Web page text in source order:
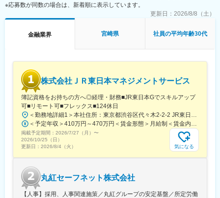
資産運用プラットフォーム「FOLIO」を中心とした証券業務全般
を担当し、最先端のプロダクト運営に関わります。
■組織構成
る増員・体制強化を見込んでいます。
事業拡大フェーズにおける組織運営や業務設計に主体的に関与で
き、組織全体の成長に寄与する実感を得られるポジションです。
部門を横断したプロジェクト推進や、他部署・経営層との連携を
通じて裁量を持って活躍できます。
■教育体制
OJTや部内での情報共有・振り返りを通じて、業務知識やマネジ
メントスキルの向上を支援します。
ランスを保ちながら働くことができます。完全週休2日制や各種休
暇制度、リモートワーク手当・書籍購入補助など福利厚生も充実
しています。
※応募数が同数の場合は、新着順に表示しています。
更新日： 2026/8/8（土）
金融業界 宮崎県 社員の平均年齢30代
株式会社ＪＲ東日本マネジメントサービス
簿記資格をお持ちの方へ◎経理・財務■JR東日本Gでスキルアップ
可■リモート可■フレックス■124休日
＜勤務地詳細1＞本社住所：東京都渋谷区代々木2-2-2 JR東日本本社ビル9階受動喫煙対策：屋内全面禁煙＜勤務地詳細2＞東京都内オフィス住所：東京都23区内 受動喫煙対策：屋内全面禁煙変更の範囲：会社の定める事業所（リモートワーク含む）
＜予定年収＞410万円～470万円＜賃金形態＞月給制＜賃金内訳＞月額（基本給）：240,000円～250,000円＜月給＞240,000円～250,000円＜昇給有無＞有＜残業手当＞有＜給与補足＞※想定年収には残業月20Hも含めています■昇給：年1回■賞与：年2回(合計3.0ヶ月程度)※総合職：計6.0ヶ月程度■モデル年収総合職（課長）900万円総合職（マネージャー）630万円総合職（主任）520万円エリア（課員）410万円賃金はあくまでも目安の金額であり、選考を通じて上下する可能性があります。月給(月額)は固定手当を含めた表記です。
掲載予定期間： 2026/7/27（月） 〜
2026/10/25（日）
更新日： 2026/8/4（火） 気になる
丸紅セーフネット株式会社
【人事】採用、人事関連施策／丸紅グループの安定基盤／所定労働